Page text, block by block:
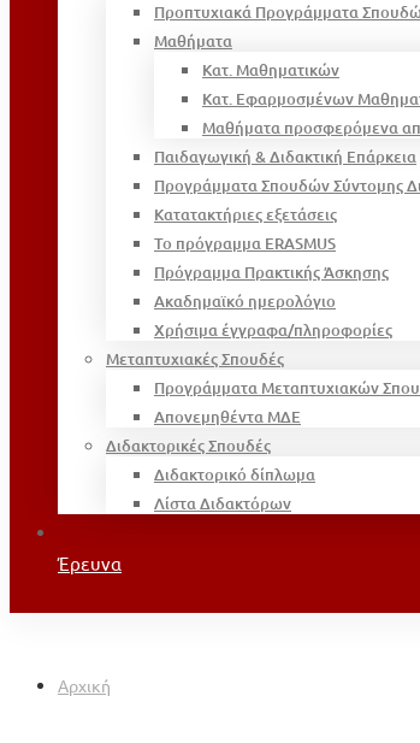
Προπτυχιακά Προγράμματα
Μαθήματα
Κατ. Μαθηματικών
Κατ. Εφαρμοσμένων
Μαθήματα προσφερόμενα
Παιδαγωγική & Διδακτική Επάρκεια
Προγράμματα Σπουδών Σύντομης
Κατατακτήριες εξετάσεις
Το πρόγραμμα ERASMUS
Πρόγραμμα Πρακτικής Άσκησης
Ακαδημαϊκό ημερολόγιο
Χρήσιμα έγγραφα/πληροφορίες
Μεταπτυχιακές Σπουδές
Προγράμματα Μεταπτυχιακών
Απονεμηθέντα ΜΔΕ
Διδακτορικές Σπουδές
Διδακτορικό δίπλωμα
Λίστα Διδακτόρων
Έρευνα
Αρχική